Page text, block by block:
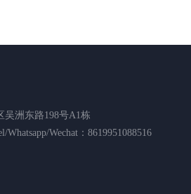
洲东路198号A1栋
Whatsapp/Wechat：8619951088516